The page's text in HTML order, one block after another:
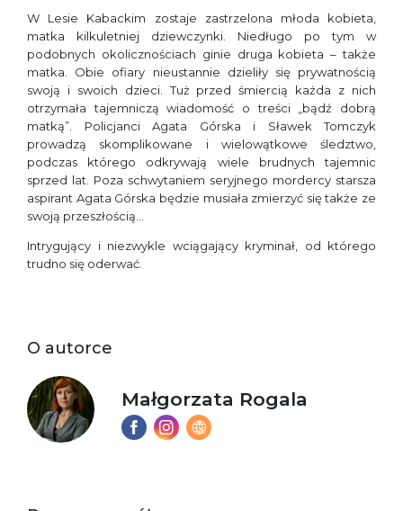
W Lesie Kabackim zostaje zastrzelona młoda kobieta,
matka kilkuletniej dziewczynki. Niedługo po tym w
podobnych okolicznościach ginie druga kobieta – także
matka. Obie ofiary nieustannie dzieliły się prywatnością
swoją i swoich dzieci. Tuż przed śmiercią każda z nich
otrzymała tajemniczą wiadomość o treści „bądź dobrą
matką”. Policjanci Agata Górska i Sławek Tomczyk
prowadzą skomplikowane i wielowątkowe śledztwo,
podczas którego odkrywają wiele brudnych tajemnic
sprzed lat. Poza schwytaniem seryjnego mordercy starsza
aspirant Agata Górska będzie musiała zmierzyć się także ze
swoją przeszłością…
Intrygujący i niezwykle wciągający kryminał, od którego
trudno się oderwać.
O autorce
Małgorzata Rogala